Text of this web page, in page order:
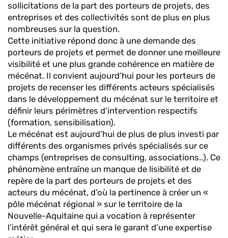
sollicitations de la part des porteurs de projets, des
entreprises et des collectivités sont de plus en plus
nombreuses sur la question.
Cette initiative répond donc à une demande des
porteurs de projets et permet de donner une meilleure
visibilité et une plus grande cohérence en matière de
mécénat. Il convient aujourd’hui pour les porteurs de
projets de recenser les différents acteurs spécialisés
dans le développement du mécénat sur le territoire et
définir leurs périmètres d’intervention respectifs
(formation, sensibilisation).
Le mécénat est aujourd’hui de plus de plus investi par
différents des organismes privés spécialisés sur ce
champs (entreprises de consulting, associations..). Ce
phénomène entraîne un manque de lisibilité et de
repère de la part des porteurs de projets et des
acteurs du mécénat, d’où la pertinence à créer un «
pôle mécénat régional » sur le territoire de la
Nouvelle-Aquitaine qui a vocation à représenter
l’intérêt général et qui sera le garant d’une expertise